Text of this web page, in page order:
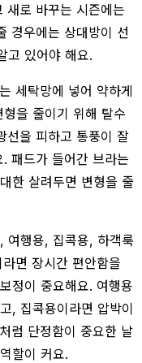
새로 바꾸는 시즌에는
경우에는 상대방이 선
고 있어야 해요.
세탁망에 넣어 약하게
을 줄이기 위해 탈수
선을 피하고 통풍이 잘
패드가 들어간 브라는
한 살려두면 변형을 줄
여행용, 집콕용, 하객룩
면 장시간 편안함을
정이 중요해요. 여행용
, 집콕용이라면 압박이
럼 단정함이 중요한 날
할이 커요.